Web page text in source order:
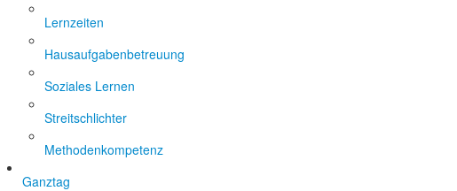
Lernzeiten
Hausaufgabenbetreuung
Soziales Lernen
Streitschlichter
Methodenkompetenz
Ganztag